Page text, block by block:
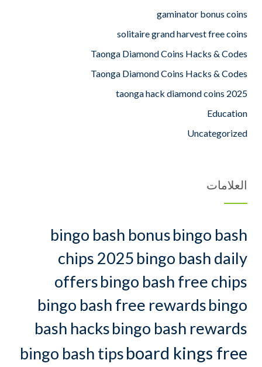
gaminator bonus coins
solitaire grand harvest free coins
Taonga Diamond Coins Hacks & Codes
Taonga Diamond Coins Hacks & Codes
taonga hack diamond coins 2025
Education
Uncategorized
العلامات
bingo bash bonusbingo bash
chips 2025 bingo bash daily
offersbingo bash free chips
bingo bash free rewardsbingo
bash hacksbingo bash rewards
bingo bash tipsboard kings free